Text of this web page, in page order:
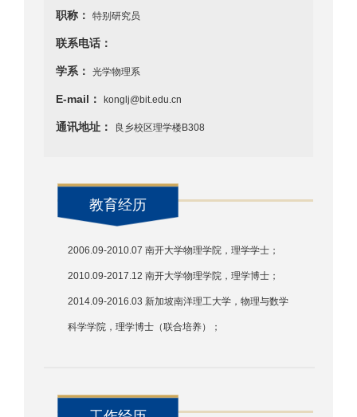
职称： 特别研究员
联系电话：
学系： 光学物理系
E-mail： konglj@bit.edu.cn
通讯地址： 良乡校区理学楼B308
教育经历
2006.09-2010.07 南开大学物理学院，理学学士；
2010.09-2017.12 南开大学物理学院，理学博士；
2014.09-2016.03 新加坡南洋理工大学，物理与数学
科学学院，理学博士（联合培养）；